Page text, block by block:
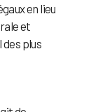
en lieu
et
plus